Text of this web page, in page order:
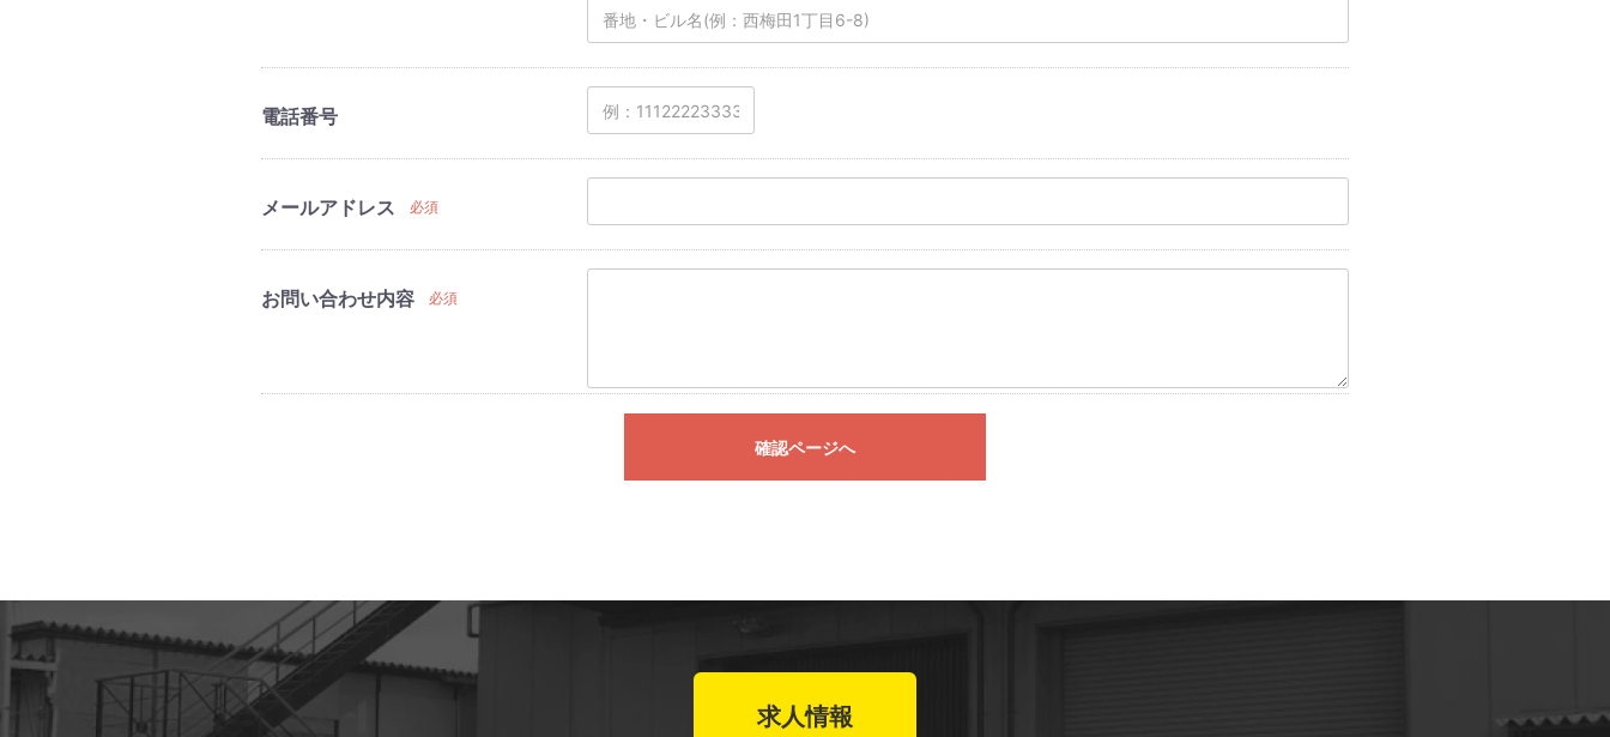
電話番号
メールアドレス 必須
お問い合わせ内容 必須
確認ページへ
求人情報